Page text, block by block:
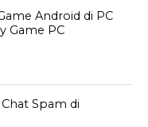
Android di PC
Game PC
Spam di